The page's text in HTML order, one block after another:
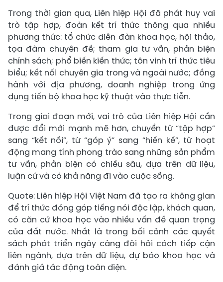
Trong thời gian qua, Liên hiệp Hội đã phát huy vai
trò tập hợp, đoàn kết trí thức thông qua nhiều
phương thức: tổ chức diễn đàn khoa học, hội thảo,
tọa đàm chuyên đề; tham gia tư vấn, phản biện
chính sách; phổ biến kiến thức; tôn vinh trí thức tiêu
biểu; kết nối chuyên gia trong và ngoài nước; đồng
hành với địa phương, doanh nghiệp trong ứng
dụng tiến bộ khoa học kỹ thuật vào thực tiễn.
Trong giai đoạn mới, vai trò của Liên hiệp Hội cần
được đổi mới mạnh mẽ hơn, chuyển từ “tập hợp”
sang “kết nối”, từ “góp ý” sang “hiến kế”, từ hoạt
động mang tính phong trào sang những sản phẩm
tư vấn, phản biện có chiều sâu, dựa trên dữ liệu,
luận cứ và có khả năng đi vào cuộc sống.
Quote: Liên hiệp Hội Việt Nam đã tạo ra không gian
để trí thức đóng góp tiếng nói độc lập, khách quan,
có căn cứ khoa học vào nhiều vấn đề quan trọng
của đất nước. Nhất là trong bối cảnh các quyết
sách phát triển ngày càng đòi hỏi cách tiếp cận
liên ngành, dựa trên dữ liệu, dự báo khoa học và
đánh giá tác động toàn diện.